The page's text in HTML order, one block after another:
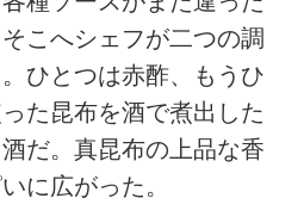
こへシェフが二つの調
ひとつは赤酢、もうひ
た昆布を酒で煮出した
だ。真昆布の上品な香
に広がった。